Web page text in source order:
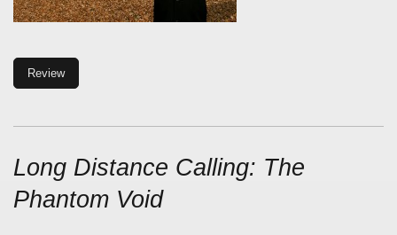
Review
Long Distance Calling: The
Phantom Void